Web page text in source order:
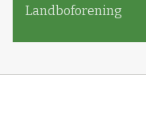
Landboforening